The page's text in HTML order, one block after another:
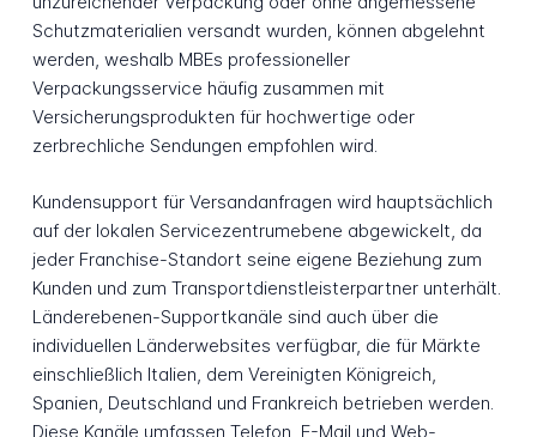
Schutzmaterialien versandt wurden, können abgelehnt
werden, weshalb MBEs professioneller
Verpackungsservice häufig zusammen mit
Versicherungsprodukten für hochwertige oder
zerbrechliche Sendungen empfohlen wird.
Kundensupport für Versandanfragen wird hauptsächlich
auf der lokalen Servicezentrumebene abgewickelt, da
jeder Franchise-Standort seine eigene Beziehung zum
Kunden und zum Transportdienstleisterpartner unterhält.
Länderebenen-Supportkanäle sind auch über die
individuellen Länderwebsites verfügbar, die für Märkte
einschließlich Italien, dem Vereinigten Königreich,
Spanien, Deutschland und Frankreich betrieben werden.
Diese Kanäle umfassen Telefon, E-Mail und Web-